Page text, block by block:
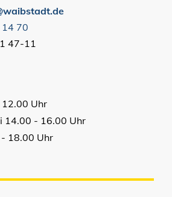
14 70
47-11
Uhr
14.00 - 16.00 Uhr
18.00 Uhr